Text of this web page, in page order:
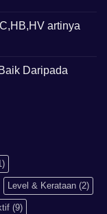
artinya
Daripada
Level & Kerataan (2)
(9)